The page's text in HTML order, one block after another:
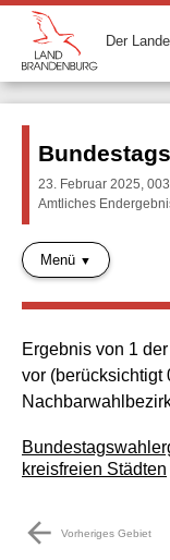
Der
23. Februar 2025,
Amtliches
Menü
Ergebnis von 1
vor (berücksichtigt
kreisfreien Städten
arrow_back Vorheriges Gebiet